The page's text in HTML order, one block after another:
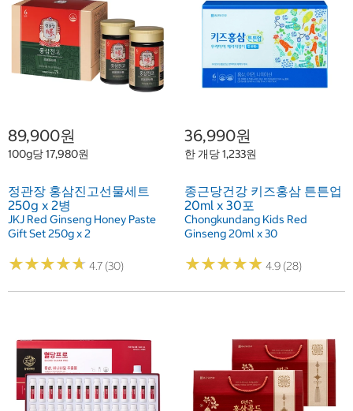
89,900원
100g당 17,980원
정관장 홍삼진고선물세트
250g x 2병
JKJ Red Ginseng Honey Paste
Gift Set 250g x 2
★★★★★
★★★★★ 4.7 (30)
36,990원
한 개당 1,233원
종근당건강 키즈홍삼 튼튼업
20ml x 30포
Chongkundang Kids Red
Ginseng 20ml x 30
★★★★★
★★★★★ 4.9 (28)